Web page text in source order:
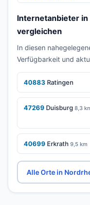
Internetanbieter in
vergleichen
In diesen
Verfügbarkeit und
40883 Ratingen
47269 Duisburg 8,3
40699 Erkrath 9,5 km
Alle Orte in